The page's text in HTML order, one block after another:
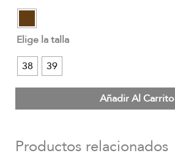
Elige la talla
38
39
Añadir Al Carrito
Productos relacionados